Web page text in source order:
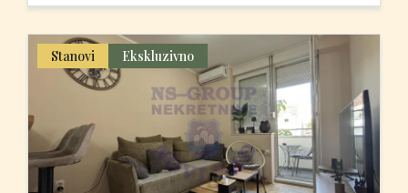
Stanovi Ekskluzivno